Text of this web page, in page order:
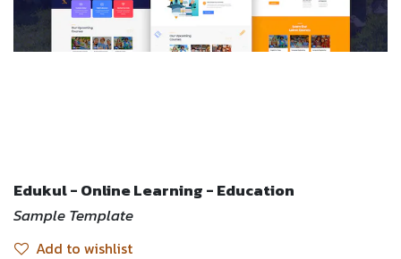
Edukul - Online Learning - Education
Sample Template
Add to wishlist